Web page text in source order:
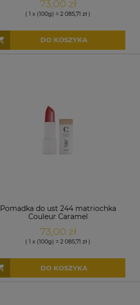
73,00 zł
( 1 x (100g) = 2 085,71 zł )
DO KOSZYKA
Pomadka do ust 244 matriochka
Couleur Caramel
73,00 zł
( 1 x (100g) = 2 085,71 zł )
DO KOSZYKA